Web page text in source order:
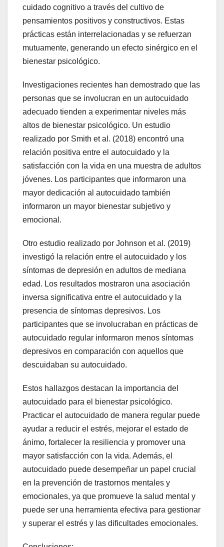
cuidado cognitivo a través del cultivo de
pensamientos positivos y constructivos. Estas
prácticas están interrelacionadas y se refuerzan
mutuamente, generando un efecto sinérgico en el
bienestar psicológico.
Investigaciones recientes han demostrado que las
personas que se involucran en un autocuidado
adecuado tienden a experimentar niveles más
altos de bienestar psicológico. Un estudio
realizado por Smith et al. (2018) encontró una
relación positiva entre el autocuidado y la
satisfacción con la vida en una muestra de adultos
jóvenes. Los participantes que informaron una
mayor dedicación al autocuidado también
informaron un mayor bienestar subjetivo y
emocional.
Otro estudio realizado por Johnson et al. (2019)
investigó la relación entre el autocuidado y los
síntomas de depresión en adultos de mediana
edad. Los resultados mostraron una asociación
inversa significativa entre el autocuidado y la
presencia de síntomas depresivos. Los
participantes que se involucraban en prácticas de
autocuidado regular informaron menos síntomas
depresivos en comparación con aquellos que
descuidaban su autocuidado.
Estos hallazgos destacan la importancia del
autocuidado para el bienestar psicológico.
Practicar el autocuidado de manera regular puede
ayudar a reducir el estrés, mejorar el estado de
ánimo, fortalecer la resiliencia y promover una
mayor satisfacción con la vida. Además, el
autocuidado puede desempeñar un papel crucial
en la prevención de trastornos mentales y
emocionales, ya que promueve la salud mental y
puede ser una herramienta efectiva para gestionar
y superar el estrés y las dificultades emocionales.